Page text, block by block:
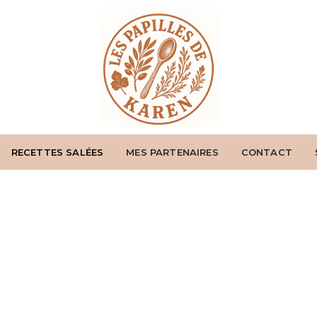
RECETTES SALÉES MES PARTENAIRES CONTACT